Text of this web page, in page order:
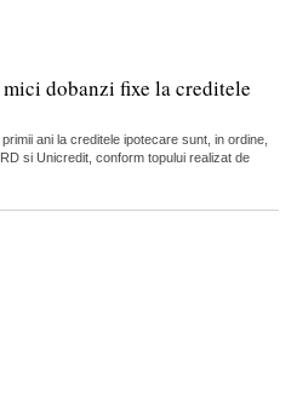
dobanzi fixe la creditele
ani la creditele ipotecare sunt, in ordine,
si Unicredit, conform topului realizat de